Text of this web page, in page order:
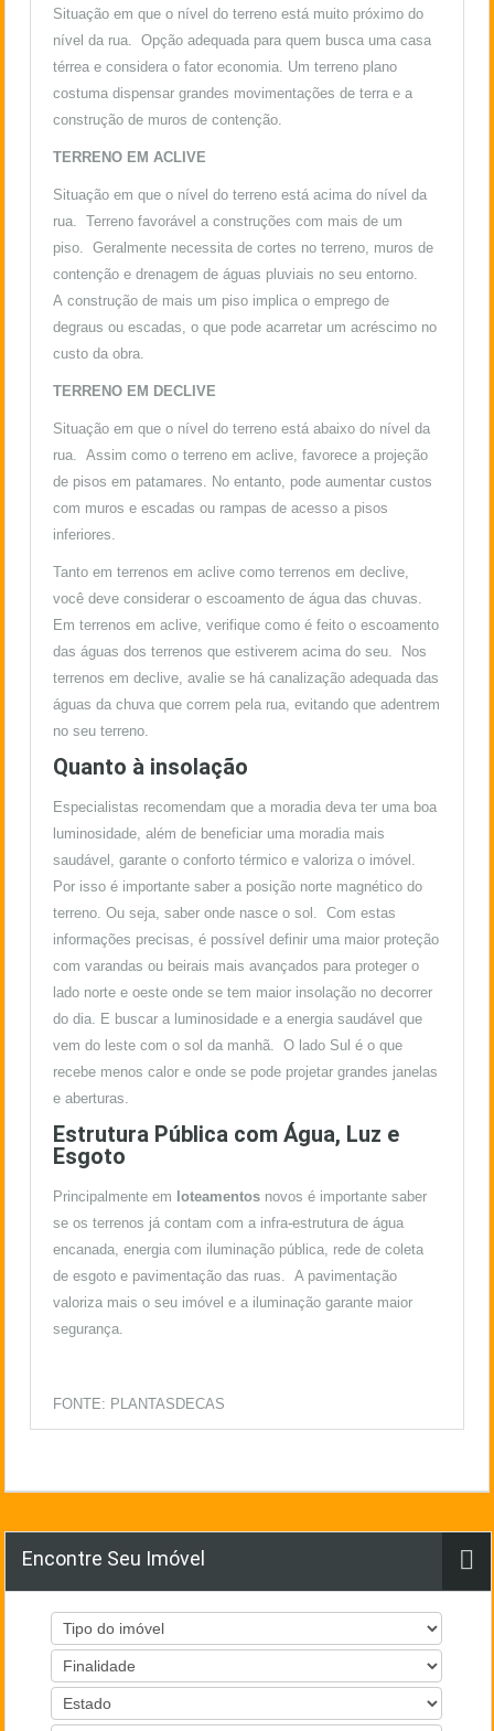
Situação em que o nível do terreno está muito próximo do
nível da rua. Opção adequada para quem busca uma casa
térrea e considera o fator economia. Um terreno plano
costuma dispensar grandes movimentações de terra e a
construção de muros de contenção.
TERRENO EM ACLIVE
Situação em que o nível do terreno está acima do nível da
rua. Terreno favorável a construções com mais de um
piso. Geralmente necessita de cortes no terreno, muros de
contenção e drenagem de águas pluviais no seu entorno.
A construção de mais um piso implica o emprego de
degraus ou escadas, o que pode acarretar um acréscimo no
custo da obra.
TERRENO EM DECLIVE
Situação em que o nível do terreno está abaixo do nível da
rua. Assim como o terreno em aclive, favorece a projeção
de pisos em patamares. No entanto, pode aumentar custos
com muros e escadas ou rampas de acesso a pisos
inferiores.
Tanto em terrenos em aclive como terrenos em declive,
você deve considerar o escoamento de água das chuvas.
Em terrenos em aclive, verifique como é feito o escoamento
das águas dos terrenos que estiverem acima do seu. Nos
terrenos em declive, avalie se há canalização adequada das
águas da chuva que correm pela rua, evitando que adentrem
no seu terreno.
Quanto à insolação
Especialistas recomendam que a moradia deva ter uma boa
luminosidade, além de beneficiar uma moradia mais
saudável, garante o conforto térmico e valoriza o imóvel.
Por isso é importante saber a posição norte magnético do
terreno. Ou seja, saber onde nasce o sol. Com estas
informações precisas, é possível definir uma maior proteção
com varandas ou beirais mais avançados para proteger o
lado norte e oeste onde se tem maior insolação no decorrer
do dia. E buscar a luminosidade e a energia saudável que
vem do leste com o sol da manhã. O lado Sul é o que
recebe menos calor e onde se pode projetar grandes janelas
e aberturas.
Estrutura Pública com Água, Luz e
Esgoto
Principalmente em loteamentos novos é importante saber
se os terrenos já contam com a infra-estrutura de água
encanada, energia com iluminação pública, rede de coleta
de esgoto e pavimentação das ruas. A pavimentação
valoriza mais o seu imóvel e a iluminação garante maior
segurança.
FONTE: PLANTASDECAS
Encontre Seu Imóvel